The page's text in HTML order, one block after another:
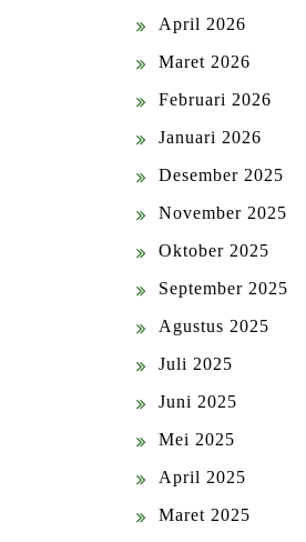
April 2026
Maret 2026
Februari 2026
Januari 2026
Desember 2025
November 2025
Oktober 2025
September 2025
Agustus 2025
Juli 2025
Juni 2025
Mei 2025
April 2025
Maret 2025